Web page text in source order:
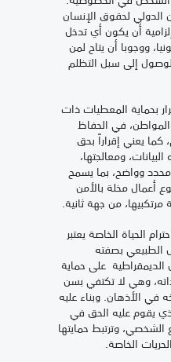
لحقوق الإنسان
أن يكون أي تدخل
ووجوبا أن يتاح لمن
إلى سبل التظلم
بحماية المعطيات ذات
في الحفاظ
يعني إقراراً بحق
ومعالجتها،
وواضح، بما يسمح
أعمال مخلة بالأمن
من جهة ثانية.
الحياة الخاصة يعتبر
الطبيعي بصفته
الديمقراطية على حماية
وهي لا تكتفي بسن
في الأذهان. وبناء عليه
يقوم عليه الحق في
وترتبط حمايتها
الخاصة.